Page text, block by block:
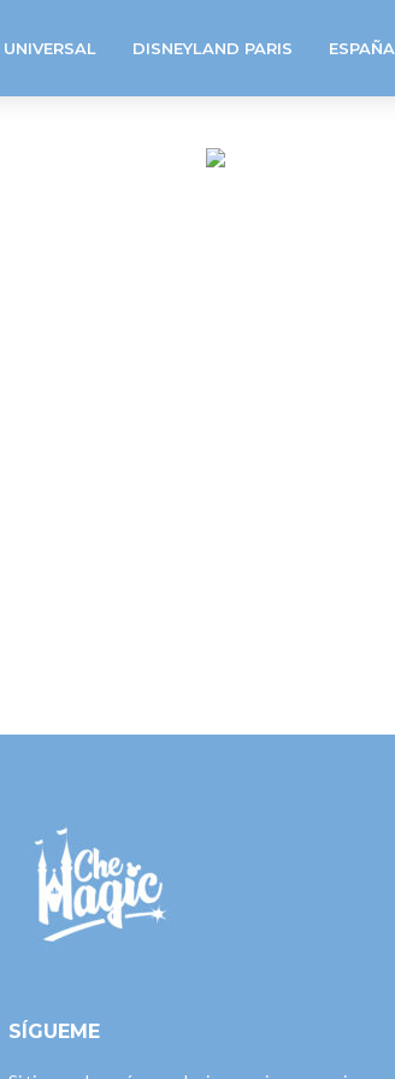
UNIVERSAL DISNEYLAND PARIS ESPAÑA
SÍGUEME